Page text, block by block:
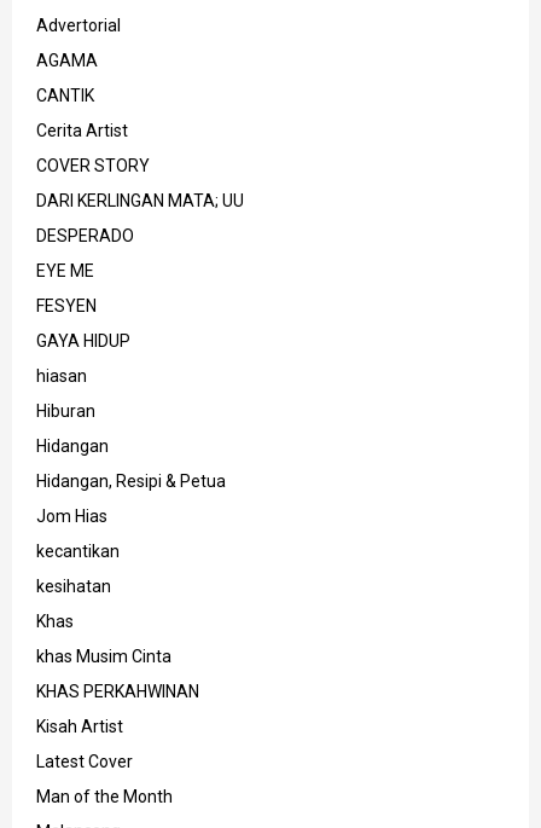
Advertorial
AGAMA
CANTIK
Cerita Artist
COVER STORY
DARI KERLINGAN MATA; UU
DESPERADO
EYE ME
FESYEN
GAYA HIDUP
hiasan
Hiburan
Hidangan
Hidangan, Resipi & Petua
Jom Hias
kecantikan
kesihatan
Khas
khas Musim Cinta
KHAS PERKAHWINAN
Kisah Artist
Latest Cover
Man of the Month